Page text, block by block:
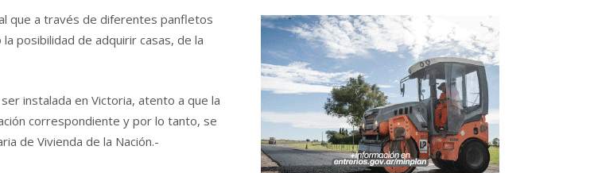
que a través de diferentes panfletos
posibilidad de adquirir casas, de la
instalada en Victoria, atento a que la
correspondiente y por lo tanto, se
de Vivienda de la Nación.-